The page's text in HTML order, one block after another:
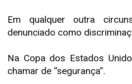
Em qualquer outra
denunciado como
Na Copa dos Estados
chamar de “segurança”.